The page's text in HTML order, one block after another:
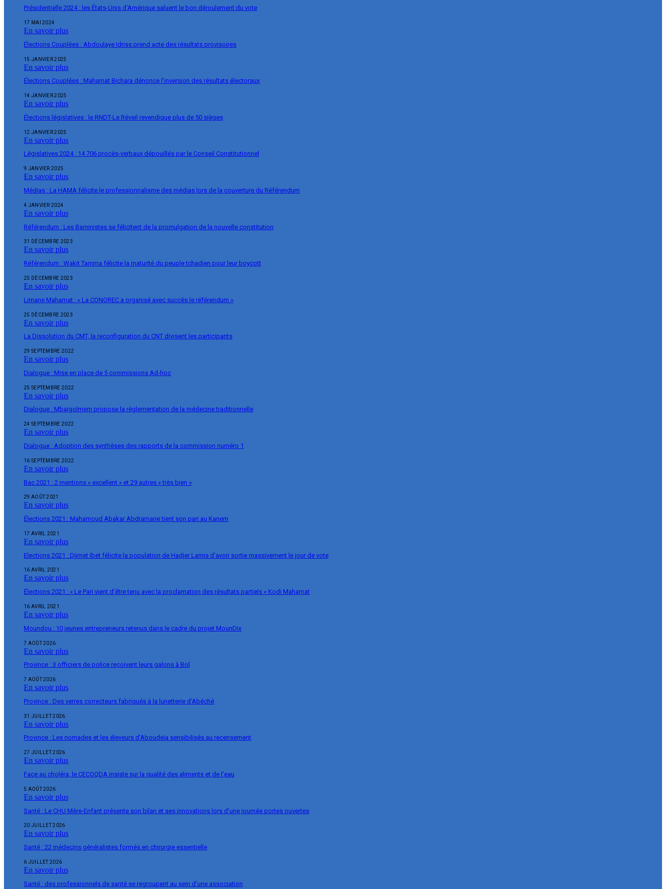
Présidentielle 2024 : les États-Unis d’Amérique saluent le bon déroulement du vote
17 MAI 2024
En savoir plus
Élections Couplées : Abdoulaye Idriss prend acte des résultats provisoires
15 JANVIER 2025
En savoir plus
Élections Couplées : Mahamat Bichara dénonce l’inversion des résultats électoraux
14 JANVIER 2025
En savoir plus
Élections législatives : le RNDT-Le Réveil revendique plus de 50 sièges
12 JANVIER 2025
En savoir plus
Législatives 2024 : 14 706 procès-verbaux dépouillés par le Conseil Constitutionnel
9 JANVIER 2025
En savoir plus
Médias : La HAMA félicite le professionnalisme des médias lors de la couverture du Référendum
4 JANVIER 2024
En savoir plus
Référendum : Les Baministes se félicitent de la promulgation de la nouvelle constitution
31 DÉCEMBRE 2023
En savoir plus
Référendum : Wakit Tamma félicite la maturité du peuple tchadien pour leur boycott
25 DÉCEMBRE 2023
En savoir plus
Limane Mahamat : « La CONOREC a organisé avec succès le référendum »
25 DÉCEMBRE 2023
En savoir plus
La Dissolution du CMT, la reconfiguration du CNT divisent les participants
29 SEPTEMBRE 2022
En savoir plus
Dialogue : Mise en place de 5 commissions Ad-hoc
25 SEPTEMBRE 2022
En savoir plus
Dialogue : Mbaïgolmem propose la réglementation de la médecine traditionnelle
24 SEPTEMBRE 2022
En savoir plus
Dialogue : Adoption des synthèses des rapports de la commission numéro 1
16 SEPTEMBRE 2022
En savoir plus
Bac 2021 : 2 mentions « excellent » et 29 autres « très bien »
29 AOÛT 2021
En savoir plus
Élections 2021 : Mahamoud Abakar Abdramane tient son pari au Kanem
17 AVRIL 2021
En savoir plus
Elections 2021 : Djimet Ibet félicite la population de Hadjer Lamis d’avoir sortie massivement le jour de vote
16 AVRIL 2021
En savoir plus
Élections 2021 : « Le Pari vient d’être tenu avec la proclamation des résultats partiels « Kodi Mahamat
16 AVRIL 2021
En savoir plus
Moundou : 10 jeunes entrepreneurs retenus dans le cadre du projet MounDix
7 AOÛT 2026
En savoir plus
Province : 3 officiers de police reçoivent leurs galons à Bol
7 AOÛT 2026
En savoir plus
Province : Des verres correcteurs fabriqués à la lunetterie d’Abéché
31 JUILLET 2026
En savoir plus
Province : Les nomades et les éleveurs d’Aboudeïa sensibilisés au recensement
27 JUILLET 2026
En savoir plus
Face au choléra, le CECOQDA insiste sur la qualité des aliments et de l’eau
5 AOÛT 2026
En savoir plus
Santé : Le CHU Mère-Enfant présente son bilan et ses innovations lors d’une journée portes ouvertes
20 JUILLET 2026
En savoir plus
Santé : 22 médecins généralistes formés en chirurgie essentielle
6 JUILLET 2026
En savoir plus
Santé : des professionnels de santé se regroupent au sein d’une association